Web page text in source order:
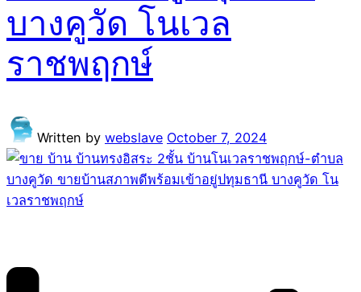
บางคูวัด โนเวล
ราชพฤกษ์
Written by webslave October 7, 2024